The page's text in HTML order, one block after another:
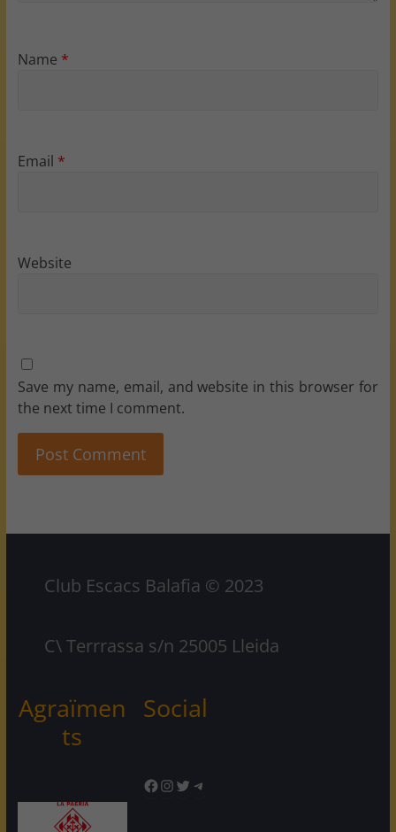
Name *
Email *
Website
Save my name, email, and website in this browser for
the next time I comment.
Club Escacs Balafia © 2023
C\ Terrrassa s/n 25005 Lleida
Agraïmen
ts
Social
Facebook
Instagram
TwitterTelegram